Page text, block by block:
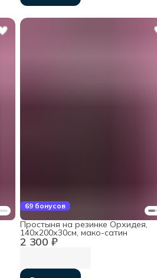
69 бонусов
2 300 ₽
Простыня на резинке Орхидея,
140х200х30см, мако-сатин